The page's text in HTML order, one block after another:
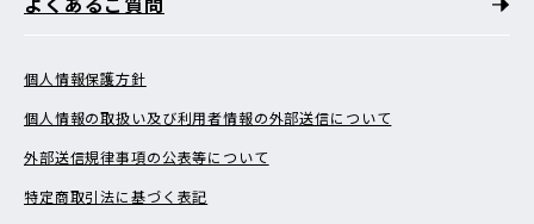
個人情報保護方針
個人情報の取扱い及び利用者情報の外部送信について
外部送信規律事項の公表等について
特定商取引法に基づく表記